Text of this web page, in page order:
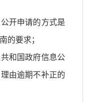
开申请的方式是
的要求；
和国政府信息公
由逾期不补正的